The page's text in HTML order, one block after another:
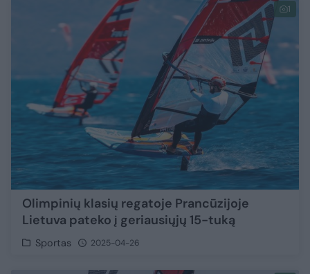
1
Olimpinių klasių regatoje Prancūzijoje
Lietuva pateko į geriausiųjų 15-tuką
Sportas 2025-04-26